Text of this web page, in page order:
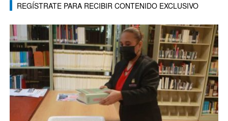
REGÍSTRATE PARA RECIBIR CONTENIDO EXCLUSIVO